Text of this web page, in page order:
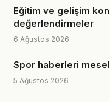
Eğitim ve gelişim
değerlendirmeler
6 Ağustos 2026
Spor haberleri
5 Ağustos 2026